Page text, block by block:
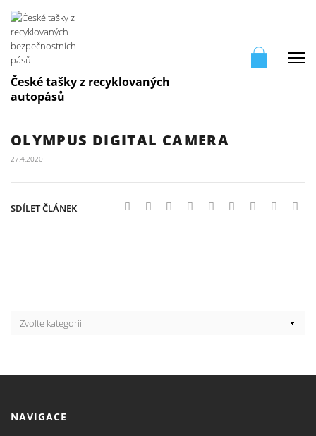
České tašky z recyklovaných
autopásů
OLYMPUS DIGITAL CAMERA
27.4.2020
SDÍLET ČLÁNEK
NAVIGACE